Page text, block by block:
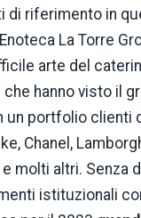
di riferimento in
La Torre
arte del
hanno visto il
un portfolio clienti
Chanel,
molti altri. Senza
istituzionali